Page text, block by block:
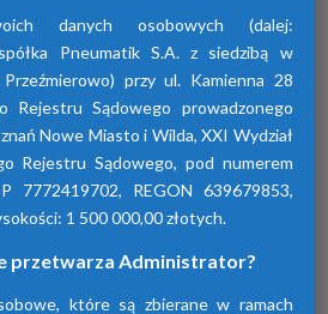
się więcej
danych osobowych (dalej:
Pneumatik S.A. z siedzibą w
przy ul. Kamienna 28
Rejestru Sądowego prowadzonego
Nowe Miasto i Wilda, XXI Wydział
Rejestru Sądowego, pod numerem
7772419702, REGON 639679853,
1 500 000,00 złotych.
przetwarza Administrator?
które są zbierane w ramach